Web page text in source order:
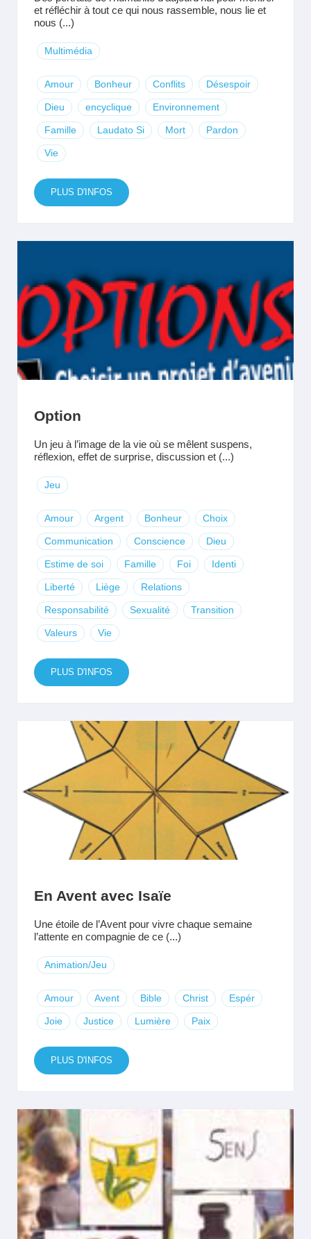
et réfléchir à tout ce qui nous rassemble, nous lie et
nous (...)
Multimédia
Amour Bonheur Conflits Désespoir
Dieu encyclique Environnement
Famille Laudato Si Mort Pardon
Vie
PLUS D'INFOS
Option
Un jeu à l’image de la vie où se mêlent suspens,
réflexion, effet de surprise, discussion et (...)
Jeu
Amour Argent Bonheur Choix
Communication Conscience Dieu
Estime de soi Famille Foi Identi
Liberté Liège Relations
Responsabilité Sexualité Transition
Valeurs Vie
PLUS D'INFOS
En Avent avec Isaïe
Une étoile de l’Avent pour vivre chaque semaine
l’attente en compagnie de ce (...)
Animation/Jeu
Amour Avent Bible Christ Espér
Joie Justice Lumière Paix
PLUS D'INFOS